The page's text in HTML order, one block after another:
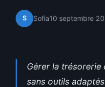
S Sofia10 septembre
Gérer la
sans outils